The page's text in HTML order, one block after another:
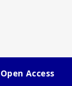
Open Access